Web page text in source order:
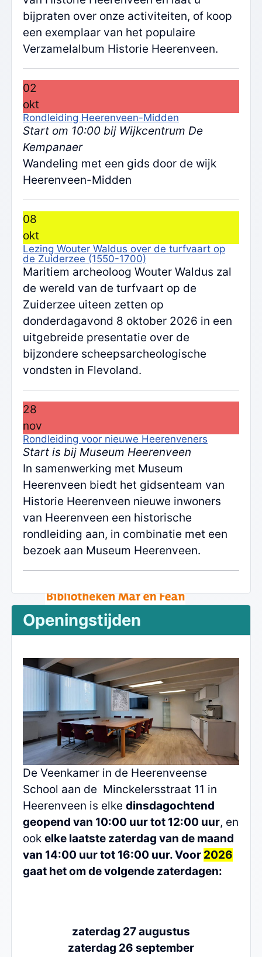
bijpraten over onze activiteiten, of koop
een exemplaar van het populaire
Verzamelalbum Historie Heerenveen.
02
okt
Rondleiding Heerenveen-Midden
Start om 10:00 bij Wijkcentrum De
Kempanaer
Wandeling met een gids door de wijk
Heerenveen-Midden
08
okt
Lezing Wouter Waldus over de turfvaart op
de Zuiderzee (1550-1700)
Maritiem archeoloog Wouter Waldus zal
de wereld van de turfvaart op de
Zuiderzee uiteen zetten op
donderdagavond 8 oktober 2026 in een
uitgebreide presentatie over de
bijzondere scheepsarcheologische
vondsten in Flevoland.
28
nov
Rondleiding voor nieuwe Heerenveners
Start is bij Museum Heerenveen
In samenwerking met Museum
Heerenveen biedt het gidsenteam van
Historie Heerenveen nieuwe inwoners
van Heerenveen een historische
rondleiding aan, in combinatie met een
bezoek aan Museum Heerenveen.
Openingstijden
De Veenkamer in de Heerenveense
School aan de Minckelersstraat 11 in
Heerenveen is elke dinsdagochtend
geopend van 10:00 uur tot 12:00 uur, en
ook elke laatste zaterdag van de maand
van 14:00 uur tot 16:00 uur. Voor 2026
gaat het om de volgende zaterdagen:
zaterdag 27 augustus
zaterdag 26 september